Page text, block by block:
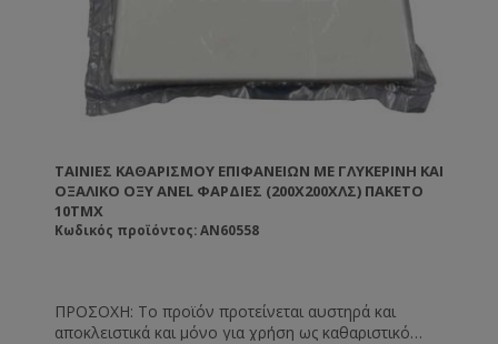
ΤΑΙΝΊΕΣ ΚΑΘΑΡΙΣΜΟΎ ΕΠΙΦΑΝΕΊΩΝ ΜΕ ΓΛΥΚΕΡΊΝΗ ΚΑΙ
ΟΞΑΛΙΚΌ ΟΞΎ ANEL ΦΑΡΔΙΈΣ (200X200ΧΛΣ) ΠΑΚΈΤΟ
10ΤΜΧ
Κωδικός προϊόντος: AN60558
ΠΡΟΣΟΧΗ: Το προϊόν προτείνεται αυστηρά και
αποκλειστικά και μόνο για χρήση ως καθαριστικό